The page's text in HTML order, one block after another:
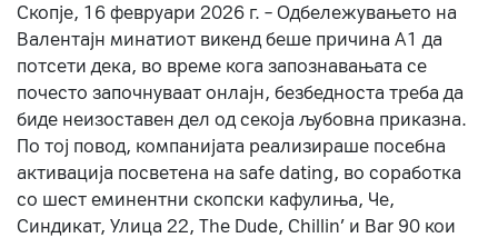
Скопје, 16 февруари 2026 г. – Одбележувањето на
Валентајн минатиот викенд беше причина А1 да
потсети дека, во време кога запознавањата се
почесто започнуваат онлајн, безбедноста треба да
биде неизоставен дел од секоја љубовна приказна.
По тој повод, компанијата реализираше посебна
активација посветена на safe dating, во соработка
со шест еминентни скопски кафулиња, Че,
Синдикат, Улица 22, The Dude, Chillin’ и Bar 90 кои